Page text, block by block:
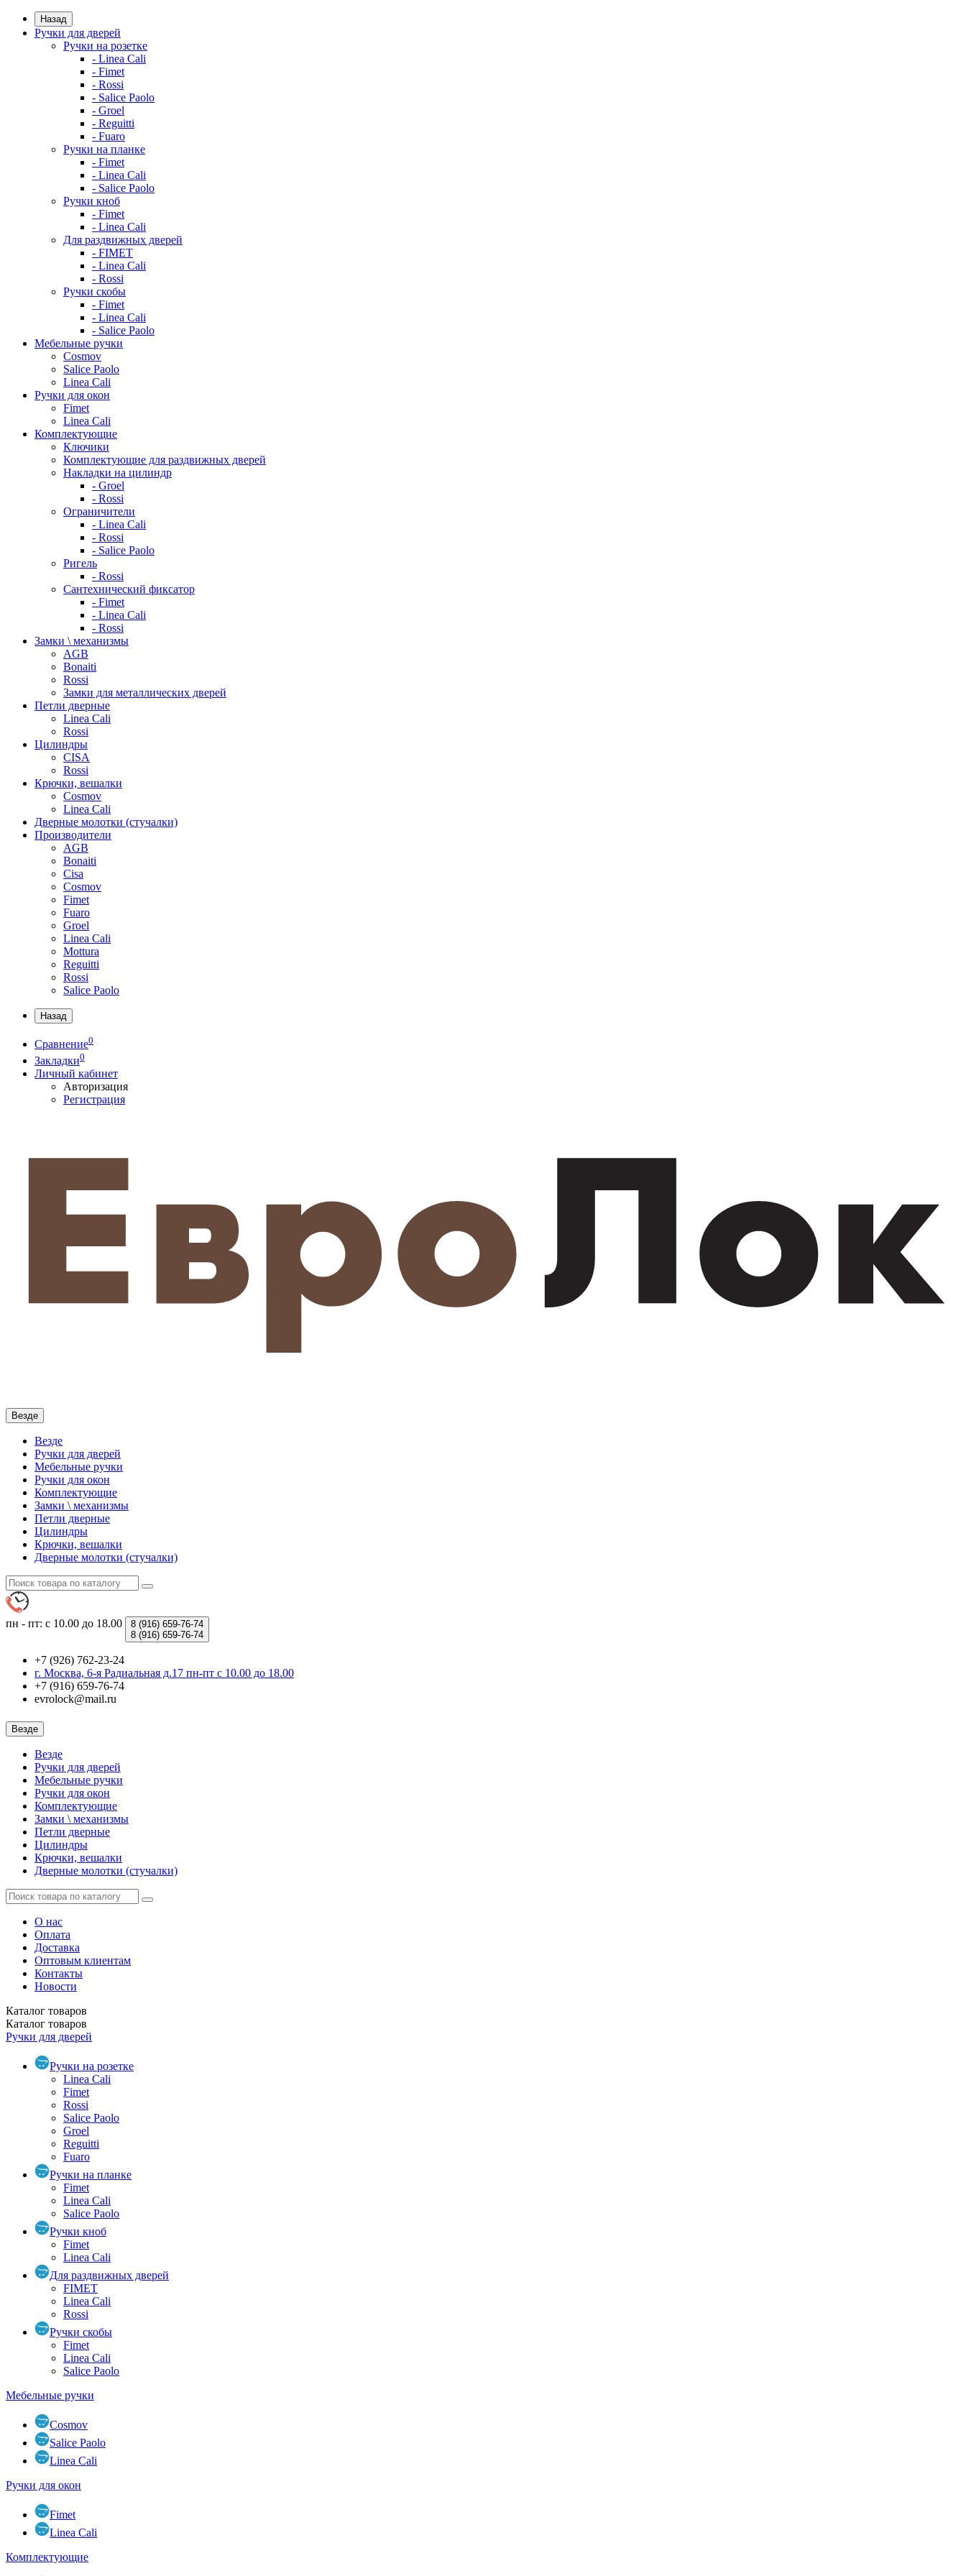
Назад
Ручки для дверей
Ручки на розетке
- Linea Cali
- Fimet
- Rossi
- Salice Paolo
- Groel
- Reguitti
- Fuaro
Ручки на планке
- Fimet
- Linea Cali
- Salice Paolo
Ручки кноб
- Fimet
- Linea Cali
Для раздвижных дверей
- FIMET
- Linea Cali
- Rossi
Ручки скобы
- Fimet
- Linea Cali
- Salice Paolo
Мебельные ручки
Cosmov
Salice Paolo
Linea Cali
Ручки для окон
Fimet
Linea Cali
Комплектующие
Ключики
Комплектующие для раздвижных дверей
Накладки на цилиндр
- Groel
- Rossi
Ограничители
- Linea Cali
- Rossi
- Salice Paolo
Ригель
- Rossi
Сантехнический фиксатор
- Fimet
- Linea Cali
- Rossi
Замки \ механизмы
AGB
Bonaiti
Rossi
Замки для металлических дверей
Петли дверные
Linea Cali
Rossi
Цилиндры
CISA
Rossi
Крючки, вешалки
Cosmov
Linea Cali
Дверные молотки (стучалки)
Производители
AGB
Bonaiti
Cisa
Cosmov
Fimet
Fuaro
Groel
Linea Cali
Mottura
Reguitti
Rossi
Salice Paolo
Назад
Сравнение0
Закладки0
Личный кабинет
Авторизация
Регистрация
Везде
Везде
Ручки для дверей
Мебельные ручки
Ручки для окон
Комплектующие
Замки \ механизмы
Петли дверные
Цилиндры
Крючки, вешалки
Дверные молотки (стучалки)
пн - пт: с 10.00 до 18.00 8 (916) 659-76-74
8 (916) 659-76-74
+7 (926) 762-23-24
г. Москва, 6-я Радиальная д.17 пн-пт с 10.00 до 18.00
+7 (916) 659-76-74
evrolock@mail.ru
Везде
Везде
Ручки для дверей
Мебельные ручки
Ручки для окон
Комплектующие
Замки \ механизмы
Петли дверные
Цилиндры
Крючки, вешалки
Дверные молотки (стучалки)
О нас
Оплата
Доставка
Оптовым клиентам
Контакты
Новости
Каталог товаров
Каталог товаров
Ручки для дверей
Ручки на розетке
Linea Cali
Fimet
Rossi
Salice Paolo
Groel
Reguitti
Fuaro
Ручки на планке
Fimet
Linea Cali
Salice Paolo
Ручки кноб
Fimet
Linea Cali
Для раздвижных дверей
FIMET
Linea Cali
Rossi
Ручки скобы
Fimet
Linea Cali
Salice Paolo
Мебельные ручки
Cosmov
Salice Paolo
Linea Cali
Ручки для окон
Fimet
Linea Cali
Комплектующие